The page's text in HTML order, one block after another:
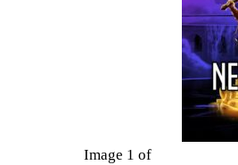
Image 1 of